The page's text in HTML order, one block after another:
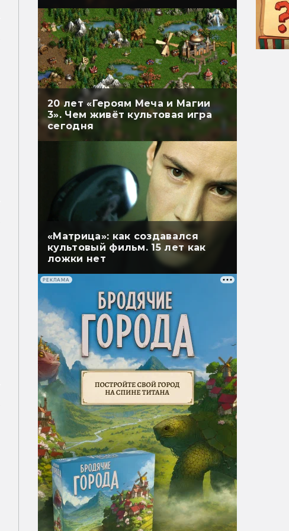
20 лет «Героям Меча и Магии
3». Чем живёт культовая игра
сегодня
«Матрица»: как создавался
культовый фильм. 15 лет как
ложки нет
РЕКЛАМА